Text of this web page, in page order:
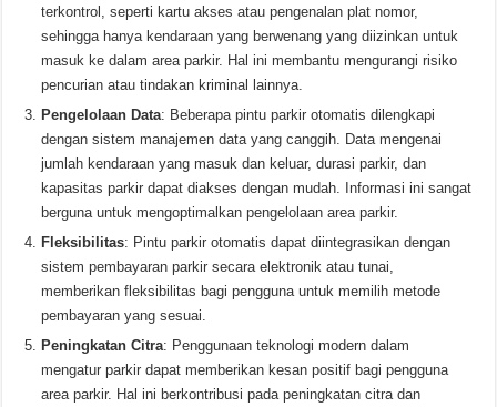
terkontrol, seperti kartu akses atau pengenalan plat nomor,
sehingga hanya kendaraan yang berwenang yang diizinkan untuk
masuk ke dalam area parkir. Hal ini membantu mengurangi risiko
pencurian atau tindakan kriminal lainnya.
Pengelolaan Data: Beberapa pintu parkir otomatis dilengkapi
dengan sistem manajemen data yang canggih. Data mengenai
jumlah kendaraan yang masuk dan keluar, durasi parkir, dan
kapasitas parkir dapat diakses dengan mudah. Informasi ini sangat
berguna untuk mengoptimalkan pengelolaan area parkir.
Fleksibilitas: Pintu parkir otomatis dapat diintegrasikan dengan
sistem pembayaran parkir secara elektronik atau tunai,
memberikan fleksibilitas bagi pengguna untuk memilih metode
pembayaran yang sesuai.
Peningkatan Citra: Penggunaan teknologi modern dalam
mengatur parkir dapat memberikan kesan positif bagi pengguna
area parkir. Hal ini berkontribusi pada peningkatan citra dan